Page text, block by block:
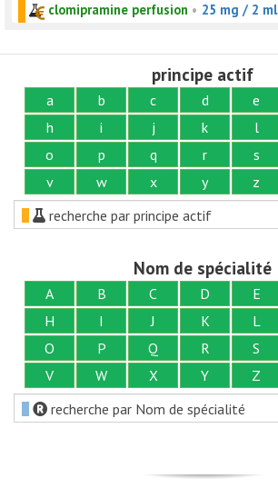
clomipramine perfusion • 25 mg / 2 ml
principe actif
a b c d e
h
i j k l
o
p q r s
v
w x y z
recherche par principe actif
Nom de spécialité
A B C D E
H
I J K L
O
P Q R S
V
W X Y Z
recherche par Nom de spécialité